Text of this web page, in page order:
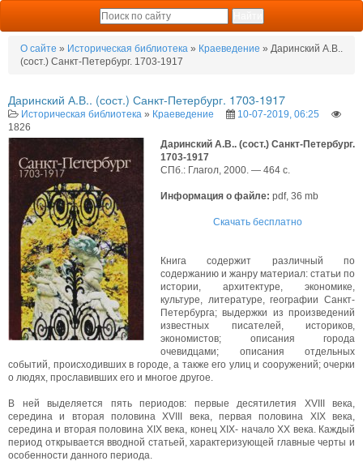
О сайте » Историческая библиотека » Краеведение » Даринский А.В..
(сост.) Санкт-Петербург. 1703-1917
Даринский А.В.. (сост.) Санкт-Петербург. 1703-1917
Историческая библиотека » Краеведение
10-07-2019, 06:25
1826
Даринский А.В.. (сост.) Санкт-Петербург.
1703-1917
СПб.: Глагол, 2000. — 464 с.
Информация о файле: pdf, 36 mb
Скачать бесплатно
Книга содержит различный по
содержанию и жанру материал: статьи по
истории, архитектуре, экономике,
культуре, литературе, географии Санкт-
Петербурга; выдержки из произведений
известных писателей, историков,
экономистов; описания города
очевидцами; описания отдельных
событий, происходивших в городе, а также его улиц и сооружений; очерки
о людях, прославивших его и многое другое.
В ней выделяется пять периодов: первые десятилетия XVIII века,
середина и вторая половина XVIII века, первая половина XIX века,
середина и вторая половина XIX века, конец XIX- начало XX века. Каждый
период открывается вводной статьей, характеризующей главные черты и
особенности данного периода.